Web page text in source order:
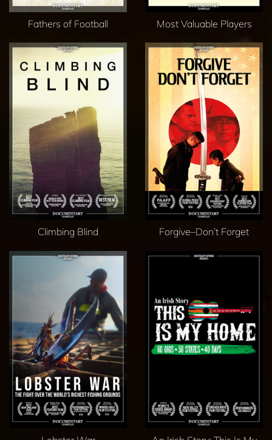
Fathers of Football Most Valuable Players
Climbing Blind Forgive–Don’t Forget